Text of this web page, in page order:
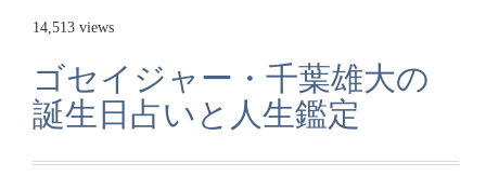
14,513 views
ゴセイジャー・千葉雄大の
誕生日占いと人生鑑定